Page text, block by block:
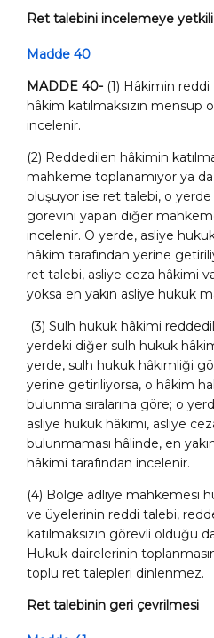
Ret talebini incelemeye
Madde 40
MADDE 40- (1) Hâkimin
hâkim katılmaksızın
incelenir.
(2) Reddedilen hâkimin
mahkeme toplanamıyor ya
oluşuyor ise ret talebi, o
görevini yapan diğer
incelenir. O yerde, asliye
hâkim tarafından yerine
ret talebi, asliye ceza hâkimi
yoksa en yakın asliye hukuk
(3) Sulh hukuk hâkimi
yerdeki diğer sulh hukuk
yerde, sulh hukuk hâkimliği
yerine getiriliyorsa, o hâkim
bulunma sıralarına göre; o
asliye hukuk hâkimi, asliye
bulunmaması hâlinde, en
hâkimi tarafından incelenir.
(4) Bölge adliye mahkemesi
ve üyelerinin reddi talebi,
katılmaksızın görevli olduğu
Hukuk dairelerinin
toplu ret talepleri dinlenmez.
Ret talebinin geri çevrilmesi